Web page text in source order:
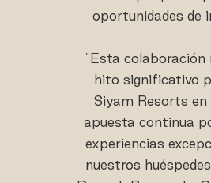
oportunidades de
"Esta colaboración
hito significativo
Siyam Resorts en
apuesta continua
experiencias
nuestros